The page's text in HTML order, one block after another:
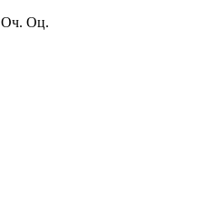
Оч. Оц.